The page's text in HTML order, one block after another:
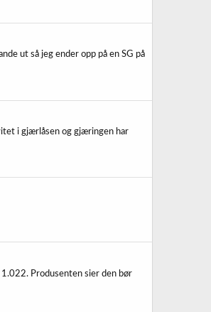
ut så jeg ender opp på en SG på
i gjærlåsen og gjæringen har
Produsenten sier den bør